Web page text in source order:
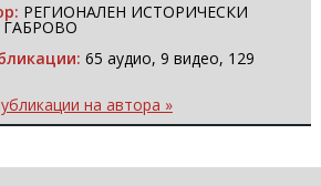
РЕГИОНАЛЕН ИСТОРИЧЕСКИ
65 аудио, 9 видео, 129
на автора »